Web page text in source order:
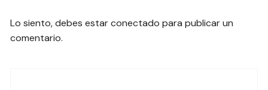
Lo siento, debes estarconectado para publicar un
comentario.